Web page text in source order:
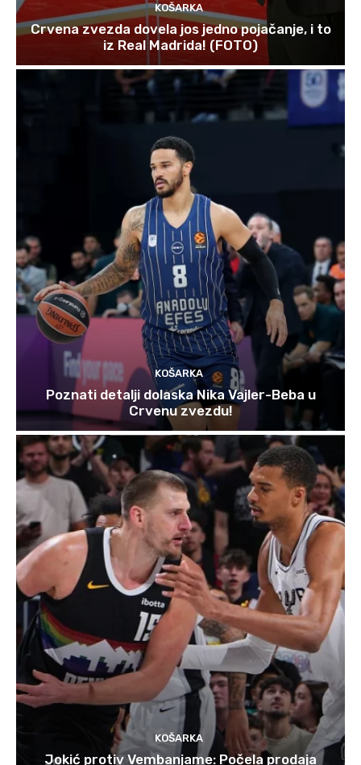
KOŠARKA
Crvena zvezda dovela jos jedno pojačanje, i to
iz Real Madrida! (FOTO)
KOŠARKA
Poznati detalji dolaska Nika Vajler-Beba u
Crvenu zvezdu!
KOŠARKA
Jokić protiv Vembanjame: Počela prodaja